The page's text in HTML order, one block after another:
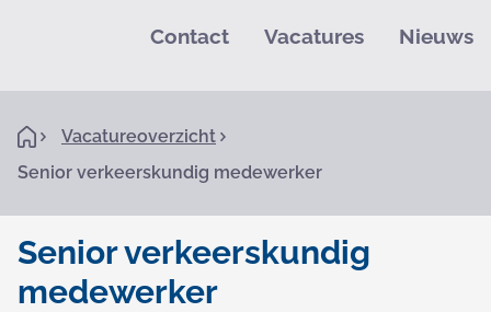
op
Contact Vacatures Nieuws
K
r
i
m
H
o
m
Vacatureoverzicht
Senior verkeerskundig medewerker
Senior verkeerskundig
medewerker